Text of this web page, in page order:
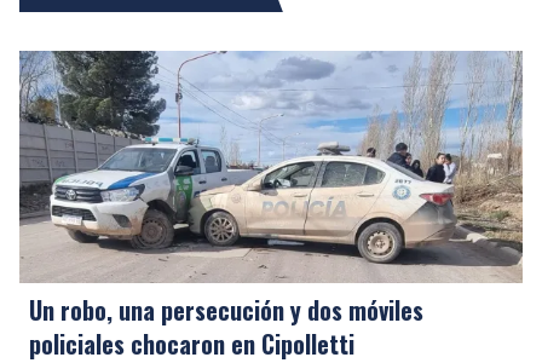
Un robo, una persecución y dos móviles
policiales chocaron en Cipolletti